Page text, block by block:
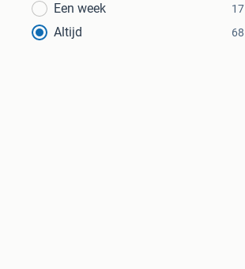
Een week 17
Altijd 68